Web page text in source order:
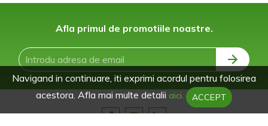
Afla primul de promotiile noastre.
Navigand in continuare, iti exprimi acordul pentru folosirea
acestora. Afla mai multe detalii aici. ACCEPT